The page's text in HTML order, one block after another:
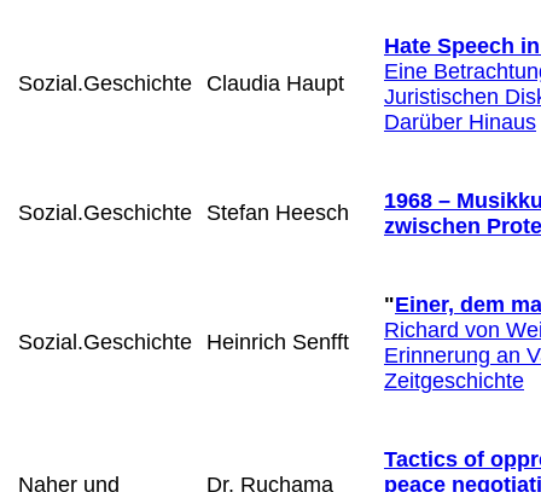
Sozial.Geschichte Claudia Haupt
Hate Speech
Eine
Juristischen
Darüber Hinaus
Sozial.Geschichte Stefan Heesch
1968 –
zwischen
Sozial.Geschichte Heinrich Senfft
"Einer, dem
Richard von
Erinnerung an
Zeitgeschichte
Naher und
Dr. Ruchama
Tactics of
peace